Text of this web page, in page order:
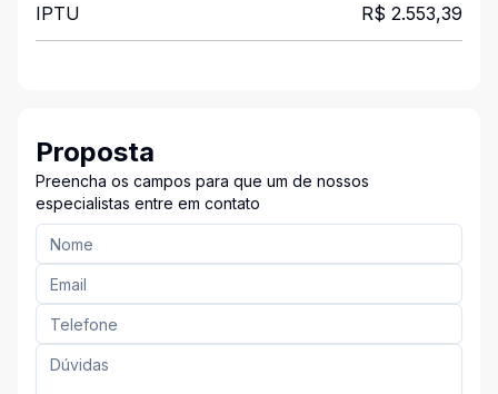
IPTU R$ 2.553,39
Proposta
Preencha os campos para que um de nossos
especialistas entre em contato